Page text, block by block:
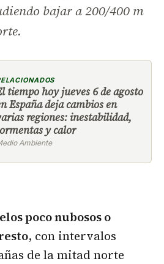
bajar a 200/400 m
tiempo hoy jueves 6 de agosto
España deja cambios en
regiones: inestabilidad,
y calor
Ambiente
poco nubosos o
, con intervalos
de la mitad norte